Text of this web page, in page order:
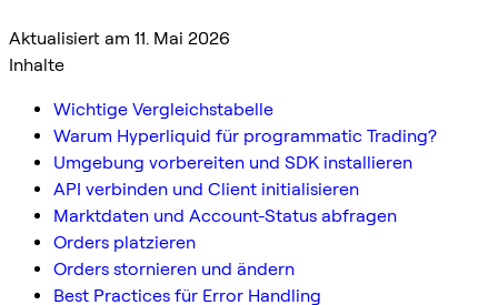
Aktualisiert am 11. Mai 2026
Inhalte
Wichtige Vergleichstabelle
Warum Hyperliquid für programmatic Trading?
Umgebung vorbereiten und SDK installieren
API verbinden und Client initialisieren
Marktdaten und Account-Status abfragen
Orders platzieren
Orders stornieren und ändern
Best Practices für Error Handling